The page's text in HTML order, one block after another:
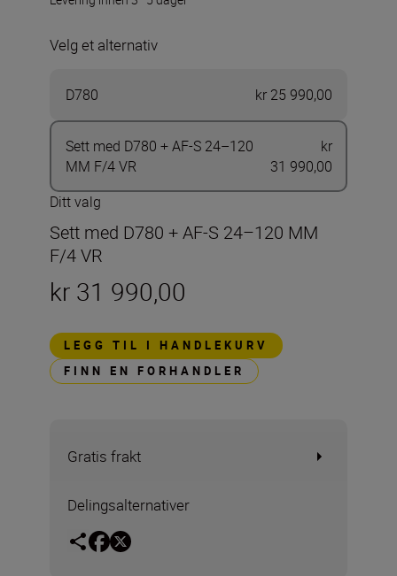
Velg et alternativ
D780 kr 25 990,00
Sett med D780 + AF-S 24–120
MM F/4 VR
kr
31 990,00
Ditt valg
Sett med D780 + AF-S 24–120 MM
F/4 VR
kr 31 990,00
LEGG TIL I HANDLEKURV
FINN EN FORHANDLER
Gratis frakt
Delingsalternativer